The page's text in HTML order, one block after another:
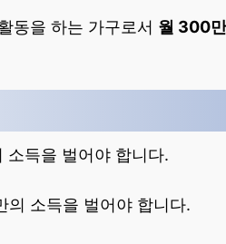
동을 하는 가구로서 월 300
소득을 벌어야 합니다.
의 소득을 벌어야 합니다.